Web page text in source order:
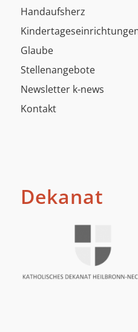
Handaufsherz
Glaube
Stellenangebote
Newsletter k-news
Kontakt
Dekanat